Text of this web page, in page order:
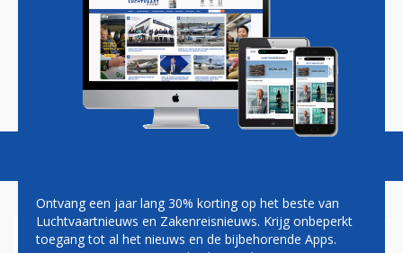
Magazine Podcasts Vacatures
Ontvang een jaar lang 30% korting op het beste van
Luchtvaartnieuws en Zakenreisnieuws. Krijg onbeperkt
toegang tot al het nieuws en de bijbehorende Apps.